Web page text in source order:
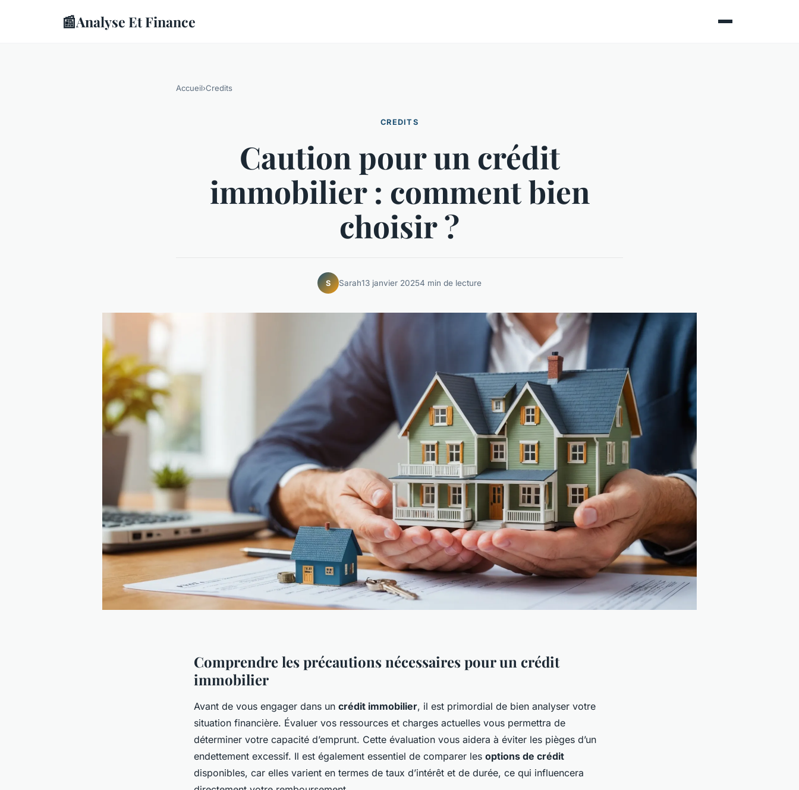
📰Analyse Et Finance
Accueil›Credits
CREDITS
Caution pour un crédit
immobilier : comment bien
choisir ?
S Sarah13 janvier 20254 min de lecture
Comprendre les précautions nécessaires pour un crédit
immobilier
Avant de vous engager dans un crédit immobilier, il est primordial de bien analyser votre
situation financière. Évaluer vos ressources et charges actuelles vous permettra de
déterminer votre capacité d’emprunt. Cette évaluation vous aidera à éviter les pièges d’un
endettement excessif. Il est également essentiel de comparer les options de crédit
disponibles, car elles varient en termes de taux d’intérêt et de durée, ce qui influencera